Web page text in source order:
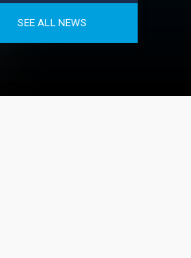
SEE ALL NEWS